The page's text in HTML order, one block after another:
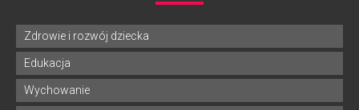
Zdrowie i rozwój dziecka
Edukacja
Wychowanie